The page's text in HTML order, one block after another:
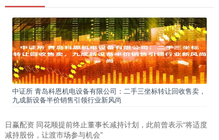
中证所 青岛科恩机电设备有限公司：二手三坐标转让回收售卖，
九成新设备半价销售引领行业新风尚
日赢配资 同花顺提前终止董事长减持计划，此前曾表示“将适度
减持股份，让渡市场参与机会”